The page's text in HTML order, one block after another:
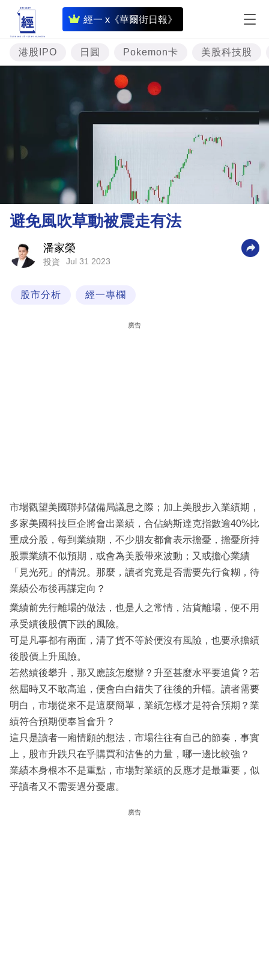
經一 x《華爾街日報》
即
時
財
經
題
資
理
財
商
業
閱
專
區
港股IPO 日圓 Pokemon卡 美股科技股
避免風吹草動被震走有法
潘家榮
投資 Jul 31 2023
股市分析 經一專欄
廣告
市場觀望美國聯邦儲備局議息之際；加上美股步入業績期，
多家美國科技巨企將會出業績，合佔納斯達克指數逾40%比
重成分股，每到業績期，不少朋友都會表示擔憂，擔憂所持
股票業績不似預期，或會為美股帶來波動；又或擔心業績
「見光死」的情況。那麼，讀者究竟是否需要先行食糊，待
業績公布後再謀定向？
業績前先行離場的做法，也是人之常情，沽貨離場，便不用
承受績後股價下跌的風險。
可是凡事都有兩面，清了貨不等於便沒有風險，也要承擔績
後股價上升風險。
若然績後攀升，那又應該怎麼辦？升至甚麼水平要追貨？若
然屆時又不敢高追，便會白白錯失了往後的升幅。讀者需要
明白，市場從來不是這麼簡單，業績怎樣才是符合預期？業
績符合預期便奉旨會升？
這只是讀者一廂情願的想法，市場往往有自己的節奏，事實
上，股市升跌只在乎購買和沽售的力量，哪一邊比較強？
業績本身根本不是重點，市場對業績的反應才是最重要，似
乎讀者又不需要過分憂慮。
廣告